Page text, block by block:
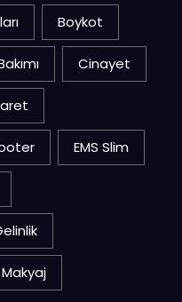
Boykot
Cinayet
EMS Slim
Makyaj